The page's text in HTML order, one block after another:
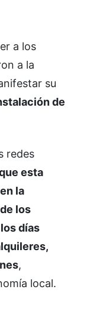
a los
a la
su
de
redes
esta
la
los
días
,
local.